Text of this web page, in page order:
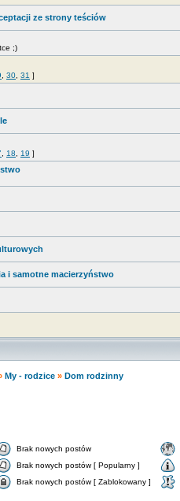
ze strony teściów
;)
30 31 ]
18 19 ]
i samotne macierzyństwo
My - rodzice » Dom rodzinny
Brak nowych postów
Brak nowych postów [ Popularny ]
Brak nowych postów [ Zablokowany ]